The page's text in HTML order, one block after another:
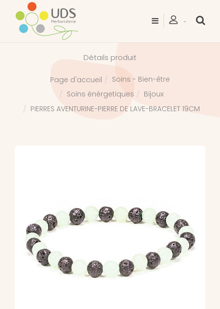
Détails produit
Page d'accueil
Soins - Bien-être
Soins énérgetiques
Bijoux
PIERRES AVENTURINE-PIERRE DE LAVE-BRACELET 19CM